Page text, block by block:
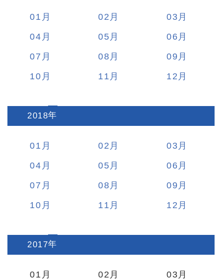
01 02
03
04
05
06
07
08
09
10
11 12
2018:
01 02
03
04
05
06
07
08
09
10
11 12
2017:
01 02
03